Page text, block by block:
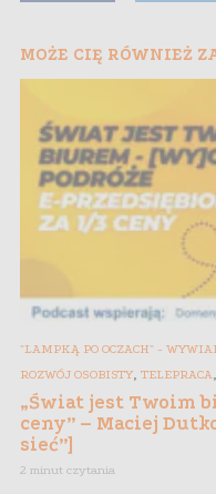
MOŻE CIĘ RÓWNIEŻ
"LAMPKĄ PO OCZACH" -
ROZWÓJ OSOBISTY, TELEPRACA,
„Świat jest Twoim
ceny” – Maciej
sieć”]
2 minut czytania